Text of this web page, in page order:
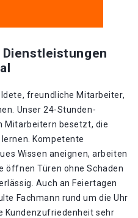
freundliche Mitarbeiter,
Unser 24-Stunden-
Mitarbeitern besetzt, die
Kompetente
Wissen aneignen, arbeiten
öffnen Türen ohne Schaden
Auch an Feiertagen
Fachmann rund um die Uhr
Kundenzufriedenheit sehr